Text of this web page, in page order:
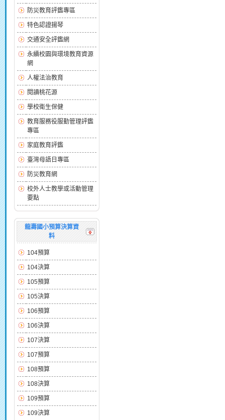
防災教育評鑑專區
特色認證揚琴
交通安全評鑑網
永續校園與環境教育資源
網
人權法治教育
閱讀桃花源
學校衛生保健
教育服務役服勤管理評鑑
專區
家庭教育評鑑
臺灣母語日專區
防災教育網
校外人士教學或活動管理
要點
龍壽國小預算決算資
料
104預算
104決算
105預算
105決算
106預算
106決算
107決算
107預算
108預算
108決算
109預算
109決算